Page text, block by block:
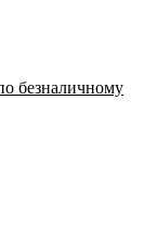
безналичному